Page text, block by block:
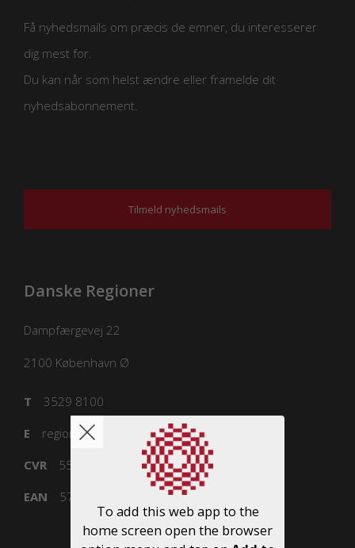
Få nyhedsmails om præcis de emner, du interesserer
dig mest for.
Du kan når som helst ændre eller framelde dit
nyhedsabonnement.
Tilmeld nyhedsmails
Danske Regioner
Dampfærgevej 22
2100 København Ø
3529 8100
T
regioner@regioner.dk
E
55832218
CVR
5798000016477
EAN
To add this web app to the
home screen open the browser